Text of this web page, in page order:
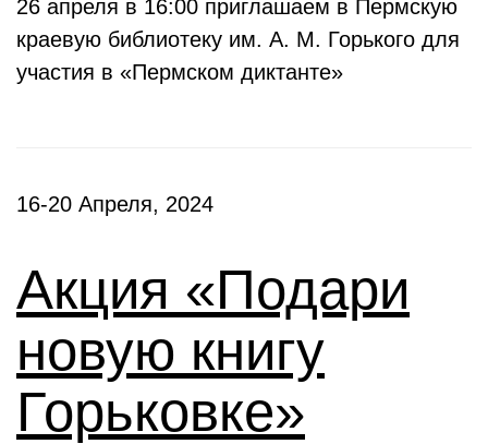
26 апреля в 16:00 приглашаем в Пермскую
краевую библиотеку им. А. М. Горького для
участия в «Пермском диктанте»
16-20 Апреля, 2024
Акция «Подари
новую книгу
Горьковке»